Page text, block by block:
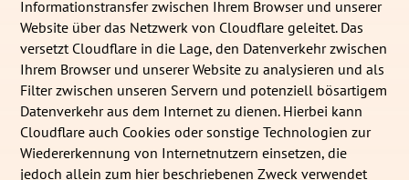
Informationstransfer zwischen Ihrem Browser und unserer
Website über das Netzwerk von Cloudflare geleitet. Das
versetzt Cloudflare in die Lage, den Datenverkehr zwischen
Ihrem Browser und unserer Website zu analysieren und als
Filter zwischen unseren Servern und potenziell bösartigem
Datenverkehr aus dem Internet zu dienen. Hierbei kann
Cloudflare auch Cookies oder sonstige Technologien zur
Wiedererkennung von Internetnutzern einsetzen, die
jedoch allein zum hier beschriebenen Zweck verwendet